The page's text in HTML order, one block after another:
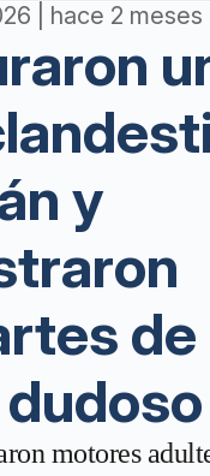
| hace 2 meses
y
de
motores